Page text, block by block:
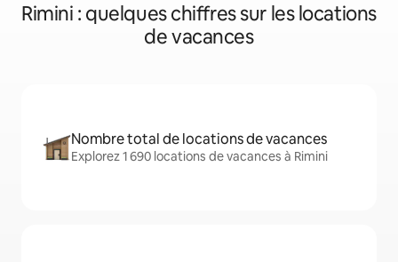
Rimini : quelques chiffres sur les locations
de vacances
Nombre total de locations de vacances
Explorez 1 690 locations de vacances à Rimini